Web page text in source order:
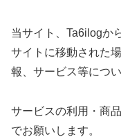
当サイト、Ta6ilogか
サイトに移動された
報、サービス等につ
サービスの利用・商
でお願いします。